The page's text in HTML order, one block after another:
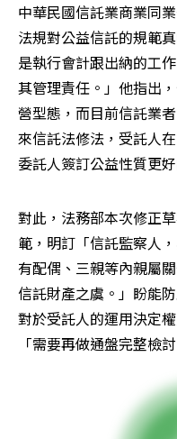
中華民國信託業商業同
法規對公益信託的規範
是執行會計跟出納的工
其管理責任。」他指出
營型態，而目前信託業
來信託法修法，受託人
委託人簽訂公益性質更
對此，法務部本次修正
範，明訂「信託監察人
有配偶、三親等內親屬
信託財產之虞。」盼能
對於受託人的運用決定
「需要再做通盤完整檢討